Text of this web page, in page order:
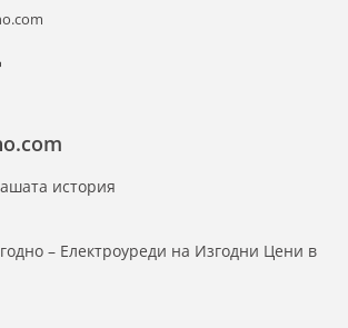
история
– Електроуреди на Изгодни Цени в